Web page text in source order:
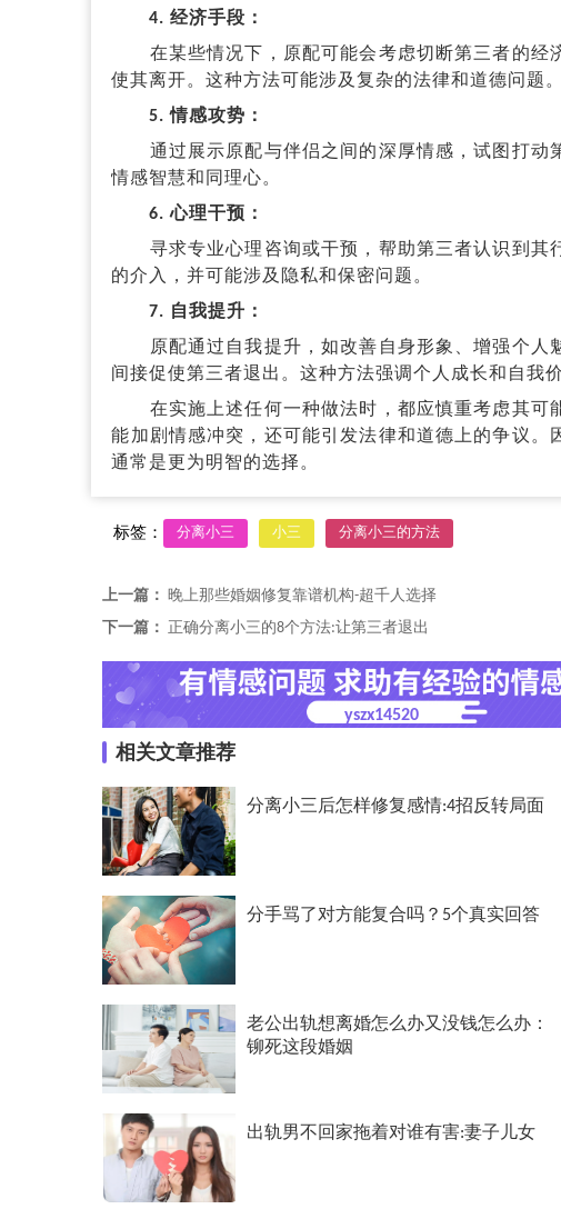
4. 经济手段：
在某些情况下，原配可能会考虑切断第三者的经
使其离开。这种方法可能涉及复杂的法律和道德问题。
5. 情感攻势：
通过展示原配与伴侣之间的深厚情感，试图打动
情感智慧和同理心。
6. 心理干预：
寻求专业心理咨询或干预，帮助第三者认识到其
的介入，并可能涉及隐私和保密问题。
7. 自我提升：
原配通过自我提升，如改善自身形象、增强个人
间接促使第三者退出。这种方法强调个人成长和自我
在实施上述任何一种做法时，都应慎重考虑其可
能加剧情感冲突，还可能引发法律和道德上的争议
通常是更为明智的选择。
标签： 分离小三 小三 分离小三的方法
上一篇： 晚上那些婚姻修复靠谱机构-超千人选择
下一篇： 正确分离小三的8个方法:让第三者退出
yszx14520
相关文章推荐
分离小三后怎样修复感情:4招反转局面
分手骂了对方能复合吗？5个真实回答
老公出轨想离婚怎么办又没钱怎么办：
铆死这段婚姻
出轨男不回家拖着对谁有害:妻子儿女